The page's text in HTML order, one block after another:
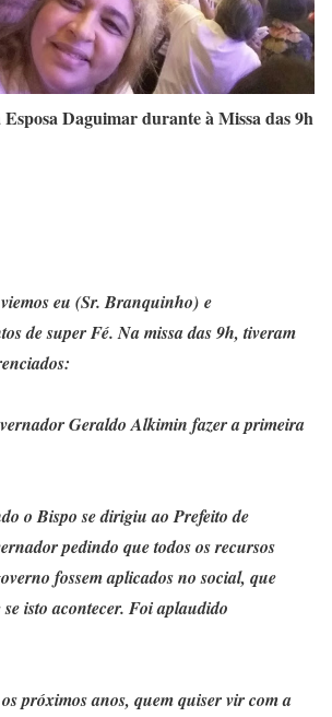
Daguimar durante à Missa das 9h
eu (Sr. Branquinho) e
de super Fé. Na missa das 9h, tiveram
Geraldo Alkimin fazer a primeira
o Bispo se dirigiu ao Prefeito de
pedindo que todos os recursos
fossem aplicados no social, que
isto acontecer. Foi aplaudido
próximos anos, quem quiser vir com a